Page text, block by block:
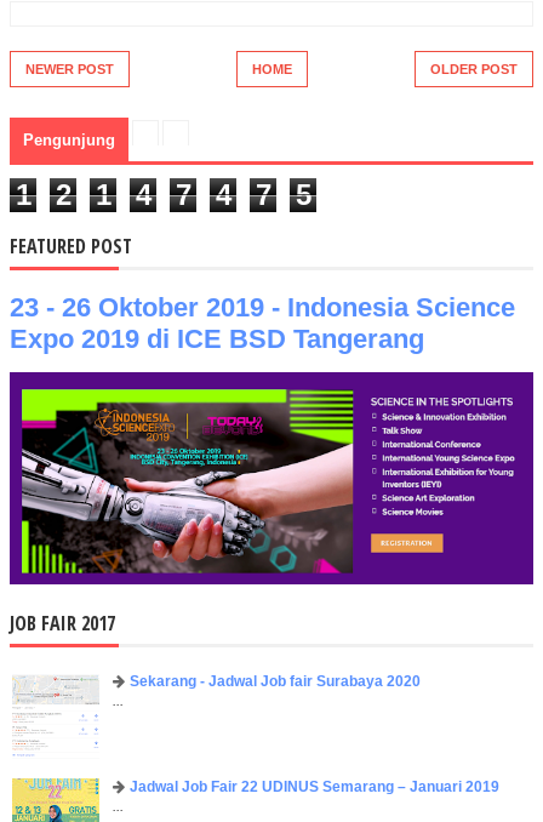
NEWER POST OLDER POST
HOME
Pengunjung
1 2 1 4 7 4 7 5
FEATURED POST
23 - 26 Oktober 2019 - Indonesia Science
Expo 2019 di ICE BSD Tangerang
JOB FAIR 2017
Sekarang - Jadwal Job fair Surabaya 2020
...
Jadwal Job Fair 22 UDINUS Semarang – Januari 2019
...